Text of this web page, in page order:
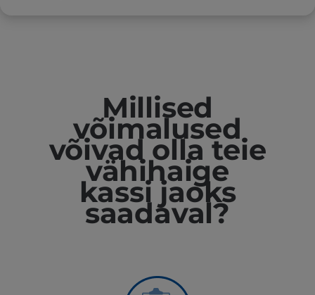
Millised
võimalused
võivad olla teie
vähihaige
kassi jaoks
saadaval?